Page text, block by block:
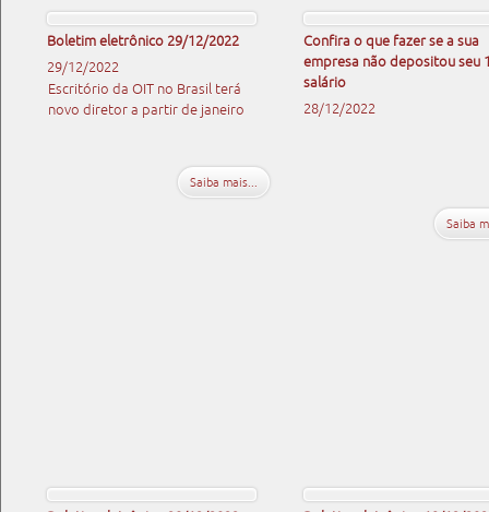
Boletim eletrônico 29/12/2022
29/12/2022
Escritório da OIT no Brasil terá
novo diretor a partir de janeiro
Saiba mais...
Confira o que fazer se a sua
empresa não depositou seu
salário
28/12/2022
Saiba